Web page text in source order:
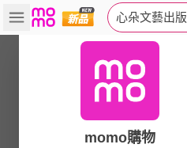
心朵文藝出版
momo購物